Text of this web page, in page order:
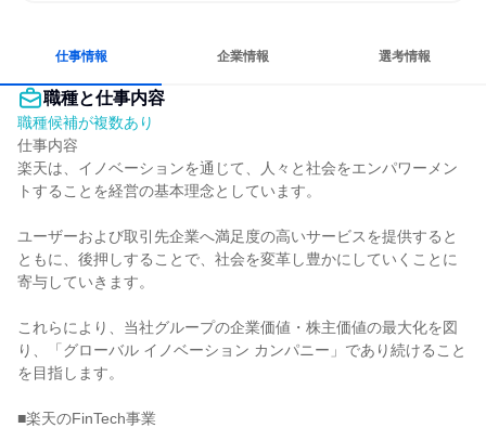
仕事情報 企業情報 選考情報
職種と仕事内容
職種候補が複数あり
仕事内容
楽天は、イノベーションを通じて、人々と社会をエンパワーメン
トすることを経営の基本理念としています。
ユーザーおよび取引先企業へ満足度の高いサービスを提供すると
ともに、後押しすることで、社会を変革し豊かにしていくことに
寄与していきます。
これらにより、当社グループの企業価値・株主価値の最大化を図
り、「グローバル イノベーション カンパニー」であり続けること
を目指します。
■楽天のFinTech事業